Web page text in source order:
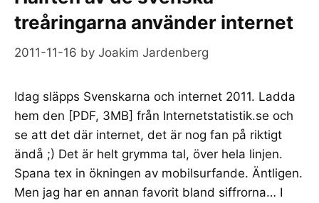
treåringarna använder internet
2011-11-16 by Joakim Jardenberg
Idag släpps Svenskarna och internet 2011. Ladda
hem den [PDF, 3MB] från Internetstatistik.se och
se att det där internet, det är nog fan på riktigt
ändå ;) Det är helt grymma tal, över hela linjen.
Spana tex in ökningen av mobilsurfande. Äntligen.
Men jag har en annan favorit bland siffrorna… I